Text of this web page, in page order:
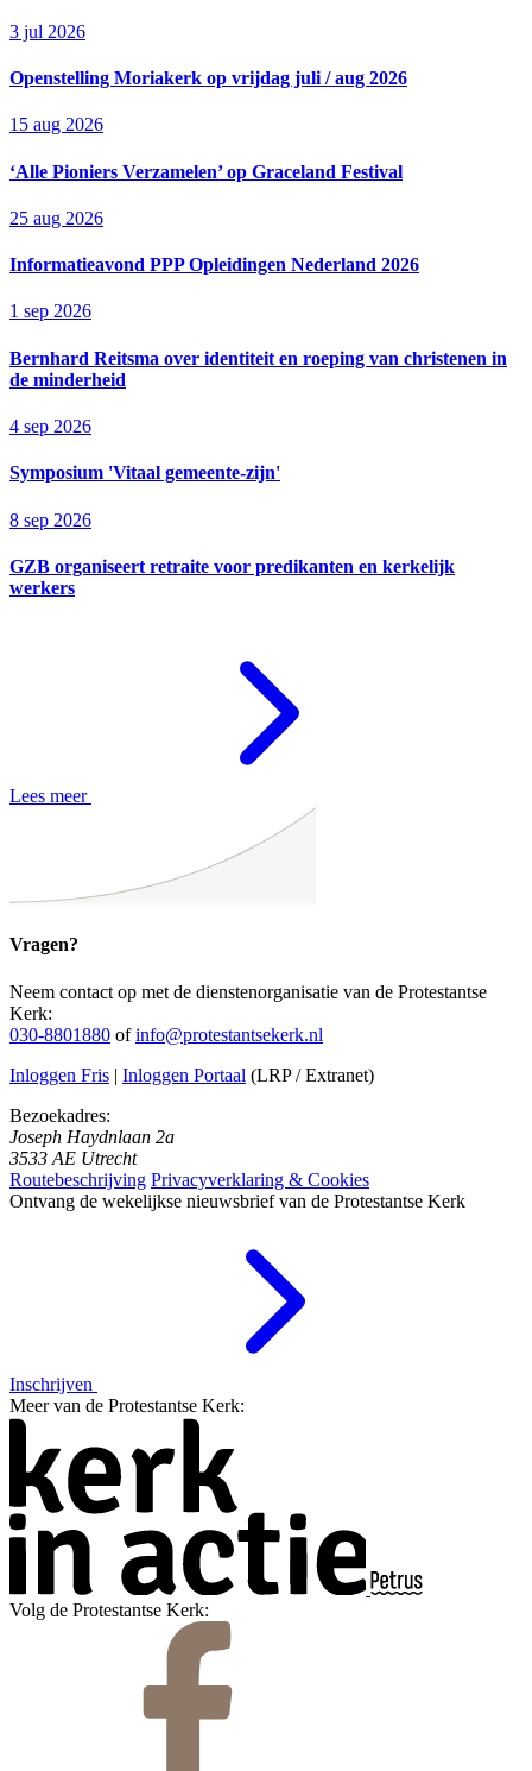
3 jul 2026
Openstelling Moriakerk op vrijdag juli / aug 2026
15 aug 2026
‘Alle Pioniers Verzamelen’ op Graceland Festival
25 aug 2026
Informatieavond PPP Opleidingen Nederland 2026
1 sep 2026
Bernhard Reitsma over identiteit en roeping van christenen in
de minderheid
4 sep 2026
Symposium 'Vitaal gemeente-zijn'
8 sep 2026
GZB organiseert retraite voor predikanten en kerkelijk
werkers
Lees meer
Vragen?
Neem contact op met de dienstenorganisatie van de Protestantse
Kerk:
030-8801880 ofinfo@protestantsekerk.nl
Inloggen Fris | Inloggen Portaal (LRP / Extranet)
Bezoekadres:
Joseph Haydnlaan 2a
3533 AE Utrecht
Routebeschrijving Privacyverklaring & Cookies
Ontvang de wekelijkse nieuwsbrief van de Protestantse Kerk
Inschrijven
Meer van de Protestantse Kerk:
Volg de Protestantse Kerk: